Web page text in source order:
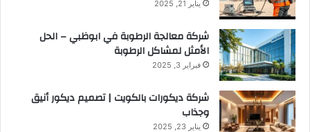
يناير 21, 2025
شركة معالجة الرطوبة في ابوظبي – الحل
الأمثل لمشاكل الرطوبة
فبراير 3, 2025
شركة ديكورات بالكويت | تصميم ديكور أنيق
وجذاب
يناير 23, 2025